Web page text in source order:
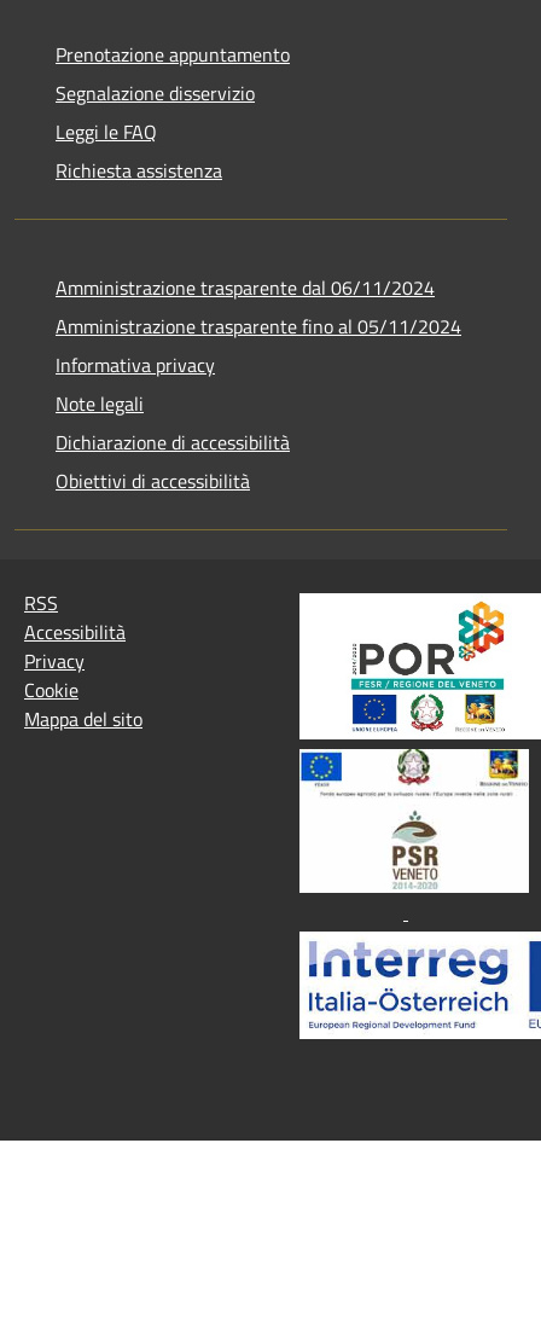
Prenotazione appuntamento
Segnalazione disservizio
Leggi le FAQ
Richiesta assistenza
Amministrazione trasparente dal 06/11/2024
Amministrazione trasparente fino al 05/11/2024
Informativa privacy
Note legali
Dichiarazione di accessibilità
Obiettivi di accessibilità
RSS
Accessibilità
Privacy
Cookie
Mappa del sito